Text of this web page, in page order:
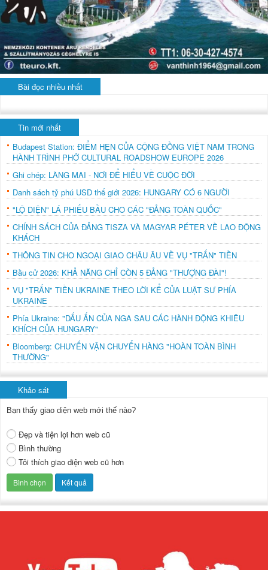
Bài đọc nhiều nhất
Tin mới nhất
Budapest Station: ĐIỂM HẸN CỦA CỘNG ĐỒNG VIỆT NAM TRONG
HÀNH TRÌNH PHỞ CULTURAL ROADSHOW EUROPE 2026
Ghi chép: LÀNG MAI - NƠI ĐỂ HIỂU VỀ CUỘC ĐỜI
Danh sách tỷ phú USD thế giới 2026: HUNGARY CÓ 6 NGƯỜI
"LỘ DIỆN" LÁ PHIẾU BẦU CHO CÁC "ĐẢNG TOÀN QUỐC"
CHÍNH SÁCH CỦA ĐẢNG TISZA VÀ MAGYAR PÉTER VỀ LAO ĐỘNG
KHÁCH
THÔNG TIN CHO NGOẠI GIAO CHÂU ÂU VỀ VỤ "TRẤN" TIỀN
Bầu cử 2026: KHẢ NĂNG CHỈ CÒN 5 ĐẢNG "THƯỢNG ĐÀI"!
VỤ "TRẤN" TIỀN UKRAINE THEO LỜI KỂ CỦA LUẬT SƯ PHÍA
UKRAINE
Phía Ukraine: "DẤU ẤN CỦA NGA SAU CÁC HÀNH ĐỘNG KHIÊU
KHÍCH CỦA HUNGARY"
Bloomberg: CHUYẾN VẬN CHUYỂN HÀNG "HOÀN TOÀN BÌNH
THƯỜNG"
Khảo sát
Bạn thấy giao diện web mới thế nào?
Đẹp và tiện lợi hơn web cũ
Bình thường
Tôi thích giao diện web cũ hơn